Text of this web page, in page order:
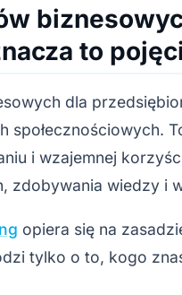
to
dla
społecznościowych.
i wzajemnej
zdobywania wiedzy i
opiera się na
tylko o to, kogo